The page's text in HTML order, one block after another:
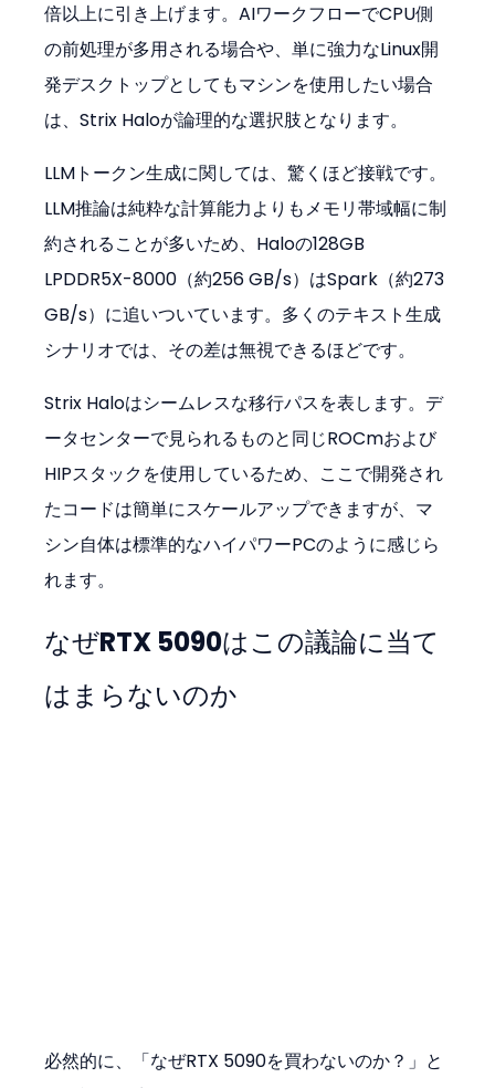
倍以上に引き上げます。AIワークフローでCPU側
の前処理が多用される場合や、単に強力なLinux開
発デスクトップとしてもマシンを使用したい場合
は、Strix Haloが論理的な選択肢となります。
LLMトークン生成に関しては、驚くほど接戦です。
LLM推論は純粋な計算能力よりもメモリ帯域幅に制
約されることが多いため、Haloの128GB
LPDDR5X-8000（約256 GB/s）はSpark（約273
GB/s）に追いついています。多くのテキスト生成
シナリオでは、その差は無視できるほどです。
Strix Haloはシームレスな移行パスを表します。デ
ータセンターで見られるものと同じROCmおよび
HIPスタックを使用しているため、ここで開発され
たコードは簡単にスケールアップできますが、マ
シン自体は標準的なハイパワーPCのように感じら
れます。
なぜRTX 5090はこの議論に当て
はまらないのか
必然的に、「なぜRTX 5090を買わないのか？」と